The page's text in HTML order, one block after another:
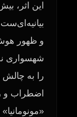
این اثر،
بیانیه‌ای‌ست
و ظهور
شهسواری
را به
اضطراب و